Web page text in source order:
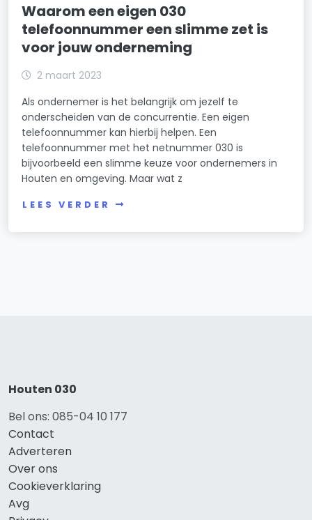
Waarom een eigen 030
telefoonnummer een slimme zet is
voor jouw onderneming
2 maart 2023
Als ondernemer is het belangrijk om jezelf te
onderscheiden van de concurrentie. Een eigen
telefoonnummer kan hierbij helpen. Een
telefoonnummer met het netnummer 030 is
bijvoorbeeld een slimme keuze voor ondernemers in
Houten en omgeving. Maar wat z
LEES VERDER
Houten 030
Bel ons: 085-04 10 177
Contact
Adverteren
Over ons
Cookieverklaring
Avg